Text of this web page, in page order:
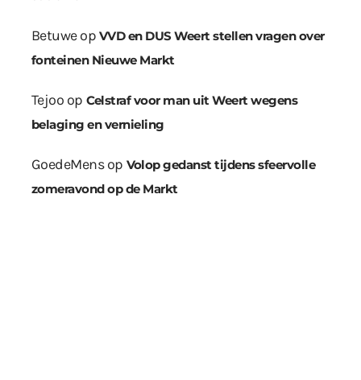
Betuweop VVD en DUS Weert stellen vragen over
fonteinen Nieuwe Markt
Tejoo op Celstraf voor man uit Weert wegens
belaging en vernieling
GoedeMensop Volop gedanst tijdens sfeervolle
zomeravond op de Markt